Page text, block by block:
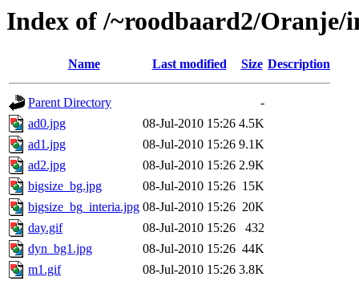
Index of /~roodbaard2/Oranje/
Name Last modified Size Description
Parent Directory
-
ad0.jpg
08-Jul-2010 15:26 4.5K
ad1.jpg
08-Jul-2010 15:26 9.1K
ad2.jpg
08-Jul-2010 15:26 2.9K
bigsize_bg.jpg
08-Jul-2010 15:26 15K
bigsize_bg_interia.jpg 08-Jul-2010 15:26 20K
day.gif
08-Jul-2010 15:26
432
dyn_bg1.jpg
08-Jul-2010 15:26 44K
m1.gif
08-Jul-2010 15:26 3.8K